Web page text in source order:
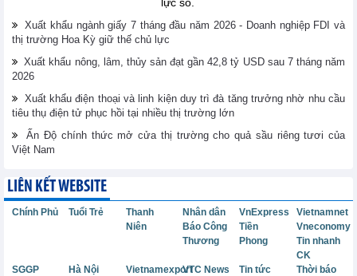
Xuất khẩu ngành giấy 7 tháng đầu năm 2026 - Doanh nghiệp FDI và
thị trường Hoa Kỳ giữ thế chủ lực
Xuất khẩu nông, lâm, thủy sản đạt gần 42,8 tỷ USD sau 7 tháng năm
2026
Xuất khẩu điện thoại và linh kiện duy trì đà tăng trưởng nhờ nhu cầu
tiêu thụ điện tử phục hồi tại nhiều thị trường lớn
Ấn Độ chính thức mở cửa thị trường cho quả sầu riêng tươi của
Việt Nam
LIÊN KẾT WEBSITE
Chính Phủ Tuổi Trẻ
Thanh
Niên
Nhân dân VnExpress
Vietnamnet
Báo Công
Thương
Tiền
Phong
Vneconomy
Tin nhanh
CK
SGGP
Hà Nội
VietnamexportVTC News Tin tức
Thời báo